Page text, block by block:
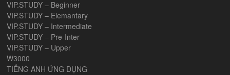
VIP.STUDY – Beginner
VIP.STUDY – Elemantary
VIP.STUDY – Intermediate
VIP.STUDY – Pre-Inter
VIP.STUDY – Upper
W3000
TIẾNG ANH ỨNG DỤNG